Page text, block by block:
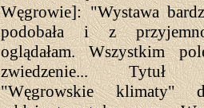
Węgrowie]: "Wystawa
podobała i z
oglądałam. Wszystkim
zwiedzenie... Tytuł
"Węgrowskie klimaty"